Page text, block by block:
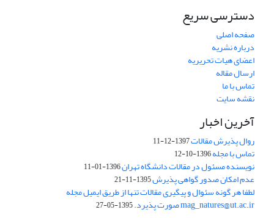
دسترسی سریع
صفحه اصلی
درباره نشریه
اعضای هیات تحریریه
ارسال مقاله
تماس با ما
نقشه سایت
آخرین اخبار
روال پذیرش مقالات1397-12-11
تماس با مجله1396-10-12
نویسنده مسئول در مقالات دانشگاه تهران1396-01-11
عدم امکان صدور گواهی پذیرش1395-11-21
لطفا هر گونه سئوال و پیگیری مقالات تنها از طریق ایمیل مجله
mag_natures@ut.ac.ir صورت پذیرد. 1395-05-27